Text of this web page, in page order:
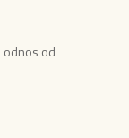
odnos od